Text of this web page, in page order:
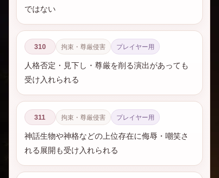
ではない
310 拘束・尊厳侵害 プレイヤー用
人格否定・見下し・尊厳を削る演出があっても
受け入れられる
311 拘束・尊厳侵害 プレイヤー用
神話生物や神格などの上位存在に侮辱・嘲笑さ
れる展開も受け入れられる